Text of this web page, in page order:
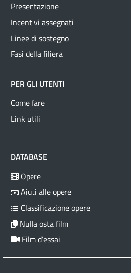
Presentazione
Incentivi assegnati
Linee di sostegno
Fasi della filiera
PER GLI UTENTI
Come fare
Link utili
DATABASE
Opere
Aiuti alle opere
Classificazione opere
Nulla osta film
Film d’essai